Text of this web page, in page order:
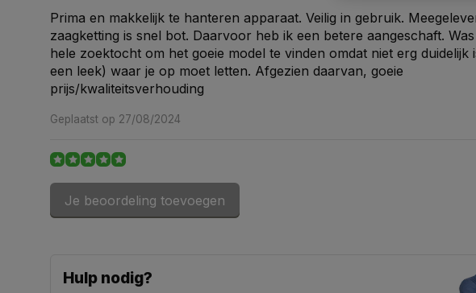
Prima en makkelijk te hanteren apparaat. Veilig in gebruik.
zaagketting is snel bot. Daarvoor heb ik een betere aangeschaft.
hele zoektocht om het goeie model te vinden omdat niet erg duidelijk
een leek) waar je op moet letten. Afgezien daarvan, goeie
prijs/kwaliteitsverhouding
Geplaatst op 27/08/2024
C. Wilke
Prima prijs kwaliteit verhouding
Je beoordeling toevoegen
Hulp nodig?